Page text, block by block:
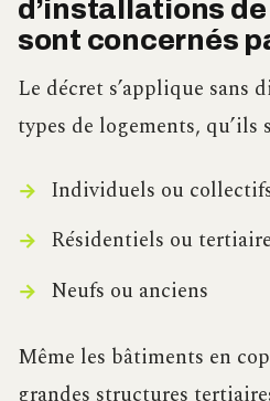
d’installations
sont concernés
Le décret s’applique sans
types de logements, qu’ils
Individuels ou
Résidentiels ou
Neufs ou anciens
Même les bâtiments en
grandes structures